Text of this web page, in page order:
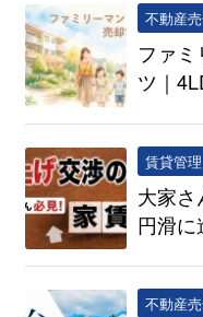
不動産
ファ
ツ｜
賃貸管
大家さ
円滑に
不動産